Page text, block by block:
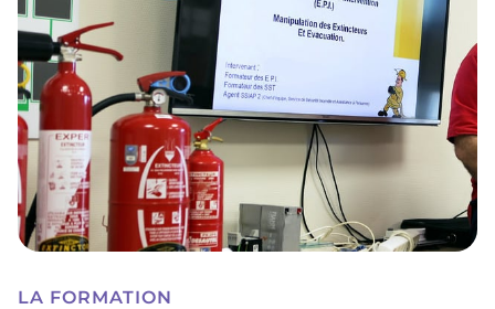
LA FORMATION